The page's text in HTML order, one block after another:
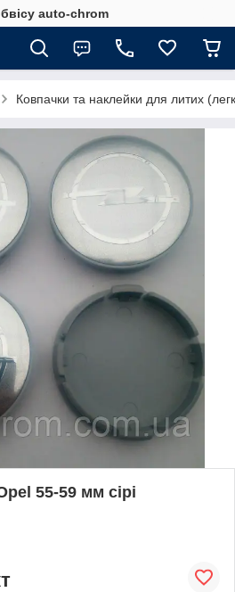
auto-chrom
Ковпачки та наклейки для литих
55-59 мм сірі